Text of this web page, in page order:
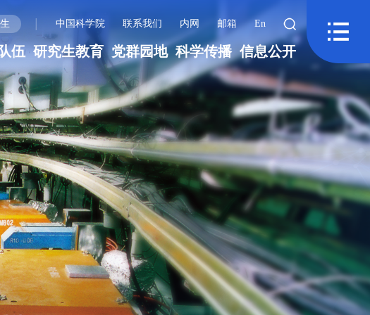
| 中国科学院 联系我们 内网 邮箱 En
伍 研究生教育 党群园地 科学传播 信息公开